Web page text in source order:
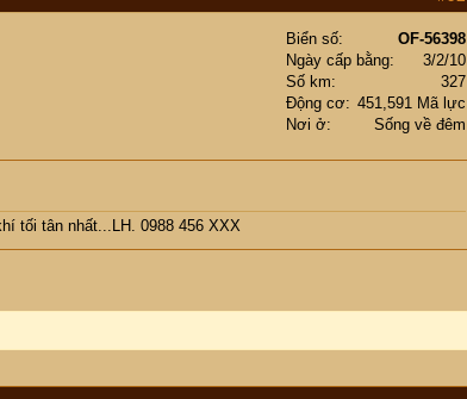
Biển số
OF-56398
Ngày cấp bằng
3/2/10
Số km
327
Động cơ
451,591 Mã lực
Nơi ở
Sống về đêm
tối tân nhất...LH. 0988 456 XXX